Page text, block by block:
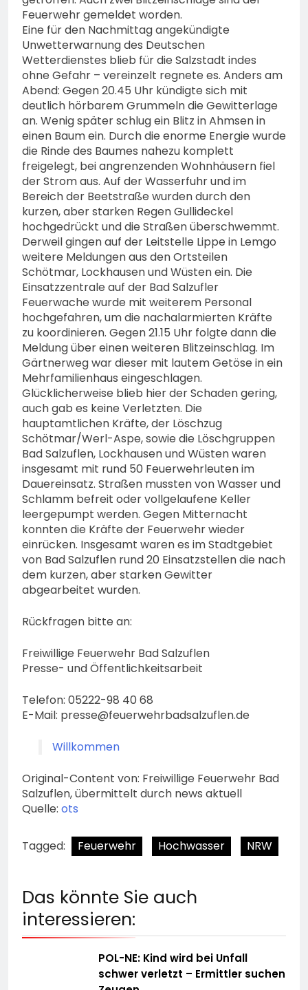
Feuerwehr gemeldet worden.
Eine für den Nachmittag angekündigte
Unwetterwarnung des Deutschen
Wetterdienstes blieb für die Salzstadt indes
ohne Gefahr – vereinzelt regnete es. Anders am
Abend: Gegen 20.45 Uhr kündigte sich mit
deutlich hörbarem Grummeln die Gewitterlage
an. Wenig später schlug ein Blitz in Ahmsen in
einen Baum ein. Durch die enorme Energie wurde
die Rinde des Baumes nahezu komplett
freigelegt, bei angrenzenden Wohnhäusern fiel
der Strom aus. Auf der Wasserfuhr und im
Bereich der Beetstraße wurden durch den
kurzen, aber starken Regen Gullideckel
hochgedrückt und die Straßen überschwemmt.
Derweil gingen auf der Leitstelle Lippe in Lemgo
weitere Meldungen aus den Ortsteilen
Schötmar, Lockhausen und Wüsten ein. Die
Einsatzzentrale auf der Bad Salzufler
Feuerwache wurde mit weiterem Personal
hochgefahren, um die nachalarmierten Kräfte
zu koordinieren. Gegen 21.15 Uhr folgte dann die
Meldung über einen weiteren Blitzeinschlag. Im
Gärtnerweg war dieser mit lautem Getöse in ein
Mehrfamilienhaus eingeschlagen.
Glücklicherweise blieb hier der Schaden gering,
auch gab es keine Verletzten. Die
hauptamtlichen Kräfte, der Löschzug
Schötmar/Werl-Aspe, sowie die Löschgruppen
Bad Salzuflen, Lockhausen und Wüsten waren
insgesamt mit rund 50 Feuerwehrleuten im
Dauereinsatz. Straßen mussten von Wasser und
Schlamm befreit oder vollgelaufene Keller
leergepumpt werden. Gegen Mitternacht
konnten die Kräfte der Feuerwehr wieder
einrücken. Insgesamt waren es im Stadtgebiet
von Bad Salzuflen rund 20 Einsatzstellen die nach
dem kurzen, aber starken Gewitter
abgearbeitet wurden.
Rückfragen bitte an:
Freiwillige Feuerwehr Bad Salzuflen
Presse- und Öffentlichkeitsarbeit
Telefon: 05222-98 40 68
E-Mail: presse@feuerwehrbadsalzuflen.de
Willkommen
Original-Content von: Freiwillige Feuerwehr Bad
Salzuflen, übermittelt durch news aktuell
Quelle: ots
Tagged: Feuerwehr Hochwasser NRW
Das könnte Sie auch
interessieren:
POL-NE: Kind wird bei Unfall
schwer verletzt – Ermittler suchen